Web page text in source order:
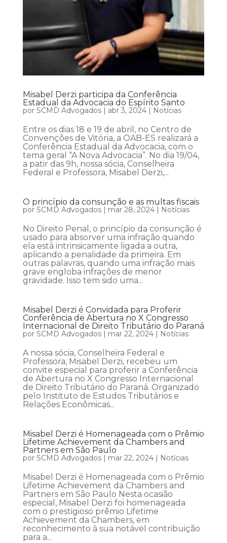
Misabel Derzi participa da Conferência
Estadual da Advocacia do Espírito Santo
por SCMD Advogados| abr 3, 2024| Notícias
Entre os dias 18 e 19 de abril, no Centro de
Convenções de Vitória, a OAB-ES realizará a
Conferência Estadual da Advocacia, com o
tema geral “A Nova Advocacia”. No dia 19/04,
a patir das 9h, nossa sócia, Conselheira
Federal e Professora, Misabel Derzi,...
O princípio da consunção e as multas fiscais
por SCMD Advogados| mar 28, 2024| Notícias
No Direito Penal, o princípio da consunção é
usado para absorver uma infração quando
ela está intrinsicamente ligada a outra,
aplicando a penalidade da primeira. Em
outras palavras, quando uma infração mais
grave engloba infrações de menor
gravidade. Isso tem sido uma...
Misabel Derzi é Convidada para Proferir
Conferência de Abertura no X Congresso
Internacional de Direito Tributário do Paraná
por SCMD Advogados| mar 22, 2024| Notícias
A nossa sócia, Conselheira Federal e
Professora, Misabel Derzi, recebeu um
convite especial para proferir a Conferência
de Abertura no X Congresso Internacional
de Direito Tributário do Paraná. Organizado
pelo Instituto de Estudos Tributários e
Relações Econômicas...
Misabel Derzi é Homenageada com o Prêmio
Lifetime Achievement da Chambers and
Partners em São Paulo
por SCMD Advogados| mar 22, 2024| Notícias
Misabel Derzi é Homenageada com o Prêmio
Lifetime Achievement da Chambers and
Partners em São Paulo Nesta ocasião
especial, Misabel Derzi foi homenageada
com o prestigioso prêmio Lifetime
Achievement da Chambers, em
reconhecimento à sua notável contribuição
para a...